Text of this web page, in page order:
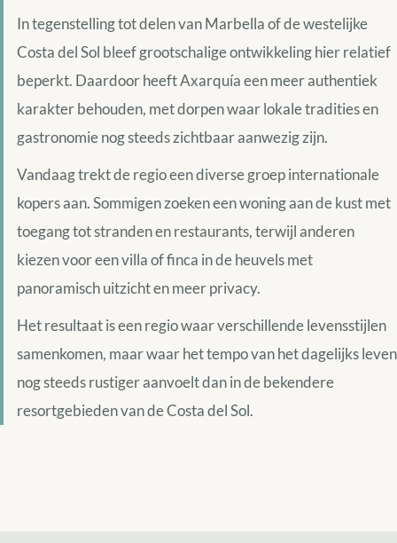
In tegenstelling tot delen van Marbella of de westelijke
Costa del Sol bleef grootschalige ontwikkeling hier relatief
beperkt. Daardoor heeft Axarquía een meer authentiek
karakter behouden, met dorpen waar lokale tradities en
gastronomie nog steeds zichtbaar aanwezig zijn.
Vandaag trekt de regio een diverse groep internationale
kopers aan. Sommigen zoeken een woning aan de kust met
toegang tot stranden en restaurants, terwijl anderen
kiezen voor een villa of finca in de heuvels met
panoramisch uitzicht en meer privacy.
Het resultaat is een regio waar verschillende levensstijlen
samenkomen, maar waar het tempo van het dagelijks leven
nog steeds rustiger aanvoelt dan in de bekendere
resortgebieden van de Costa del Sol.